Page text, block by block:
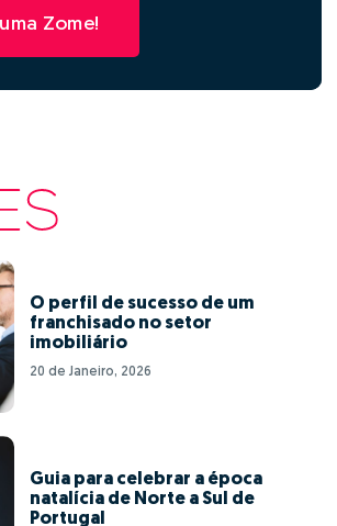
Zome!
O perfil de sucesso de um
franchisado no setor
imobiliário
20 de Janeiro, 2026
Guia para celebrar a época
natalícia de Norte a Sul de
Portugal